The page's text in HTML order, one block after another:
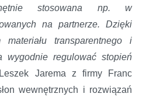
stosowana np. w
na partnerze. Dzięki
materiału transparentnego i
wygodnie regulować stopień
Jarema z firmy Franc
wewnętrznych i rozwiązań